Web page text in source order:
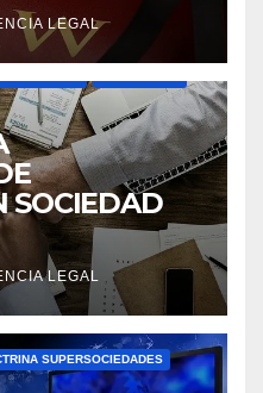
LEGAL
SOCIEDAD
LEGAL
SUPERSOCIEDADES